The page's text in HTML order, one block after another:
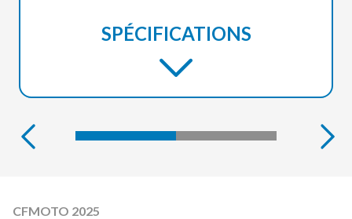
SPÉCIFICATIONS
CFMOTO 2025